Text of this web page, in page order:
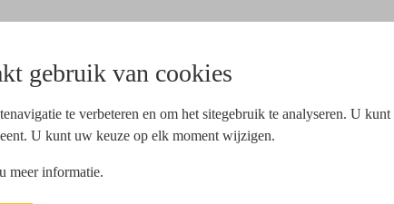
gebruik van cookies
te verbeteren en om het sitegebruik te analyseren. U
U kunt uw keuze op elk moment wijzigen.
meer informatie.